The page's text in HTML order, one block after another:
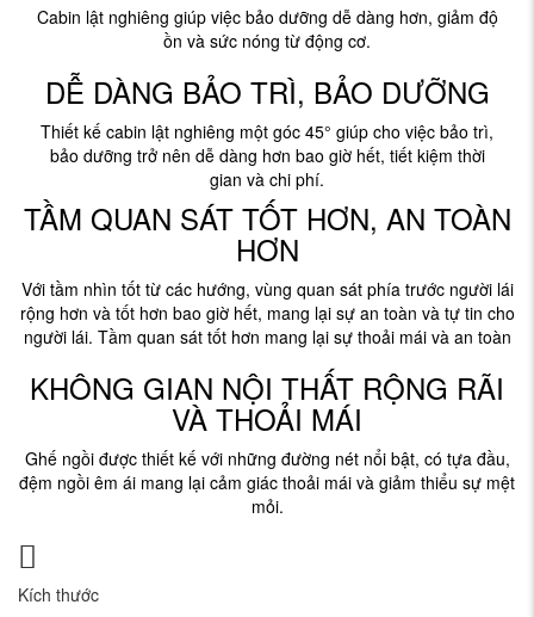
Cabin lật nghiêng giúp việc bảo dưỡng dễ dàng hơn, giảm độ
ồn và sức nóng từ động cơ.
DỄ DÀNG BẢO TRÌ, BẢO DƯỠNG
Thiết kế cabin lật nghiêng một góc 45° giúp cho việc bảo trì,
bảo dưỡng trở nên dễ dàng hơn bao giờ hết, tiết kiệm thời
gian và chi phí.
TẦM QUAN SÁT TỐT HƠN, AN TOÀN
HƠN
Với tầm nhìn tốt từ các hướng, vùng quan sát phía trước người lái
rộng hơn và tốt hơn bao giờ hết, mang lại sự an toàn và tự tin cho
người lái. Tầm quan sát tốt hơn mang lại sự thoải mái và an toàn
KHÔNG GIAN NỘI THẤT RỘNG RÃI
VÀ THOẢI MÁI
Ghế ngồi được thiết kế với những đường nét nổi bật, có tựa đầu,
đệm ngồi êm ái mang lại cảm giác thoải mái và giảm thiểu sự mệt
mỏi.
Kích thước